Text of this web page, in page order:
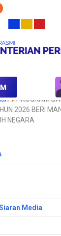
Koleksi Media
PROGRAM
2026 BERI
NEGARA
Media